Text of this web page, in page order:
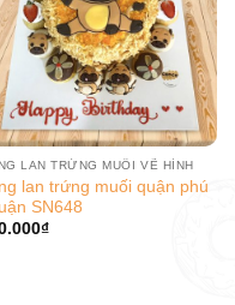
LAN TRỨNG MUỐI VẼ HÌNH
lan trứng muối quận phú
SN648
₫